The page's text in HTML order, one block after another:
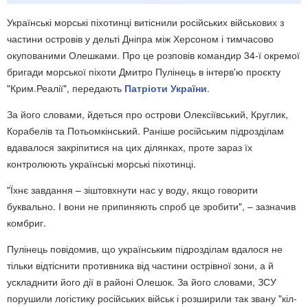
Українські морські піхотинці витіснили російських військових з
частини островів у дельті Дніпра між Херсоном і тимчасово
окупованими Олешками. Про це розповів командир 34-ї окремої
бригади морської піхоти Дмитро Пулінець в інтерв'ю проєкту
"Крим.Реалії", передають Патріоти України.
За його словами, йдеться про острови Олексіївський, Круглик,
Корабелів та Потьомкінський. Раніше російським підрозділам
вдавалося закріпитися на цих ділянках, проте зараз їх
контролюють українські морські піхотинці.
"Їхнє завдання – зіштовхнути нас у воду, якщо говорити
буквально. І вони не припиняють спроб це зробити", – зазначив
комбриг.
Пулінець повідомив, що українським підрозділам вдалося не
тільки відтіснити противника від частини острівної зони, а й
ускладнити його дії в районі Олешок. За його словами, ЗСУ
порушили логістику російських військ і розширили так звану "кіл-